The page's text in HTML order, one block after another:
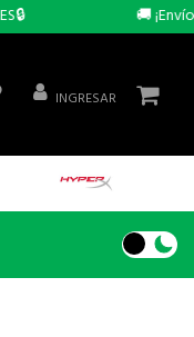
🚚 ¡Envío
INGRESAR